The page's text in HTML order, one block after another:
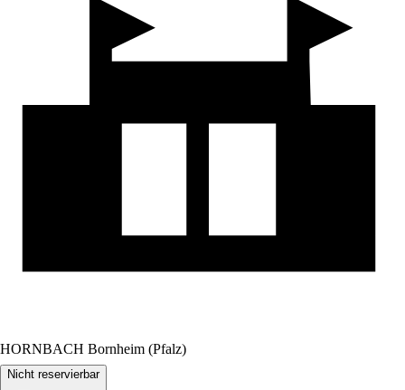
HORNBACH Bornheim (Pfalz)
Nicht reservierbar